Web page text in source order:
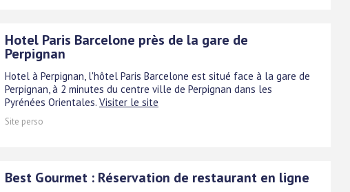
Hotel Paris Barcelone près de la gare de
Perpignan
Hotel à Perpignan, l'hôtel Paris Barcelone est situé face à la gare de
Perpignan, à 2 minutes du centre ville de Perpignan dans les
Pyrénées Orientales. Visiter le site
Site perso
Best Gourmet : Réservation de restaurant en ligne